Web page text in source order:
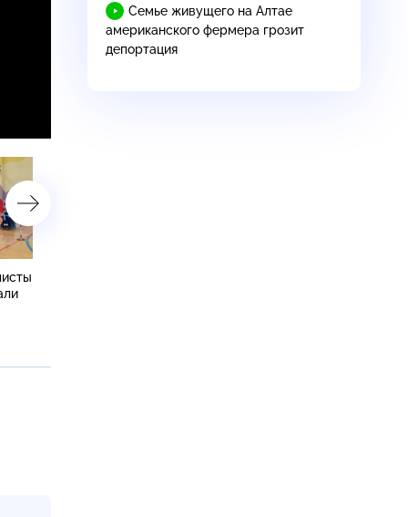
Семье живущего на Алтае
американского фермера грозит
депортация